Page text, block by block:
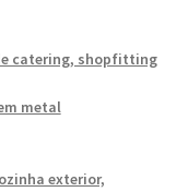
catering, shopfitting
metal
exterior,